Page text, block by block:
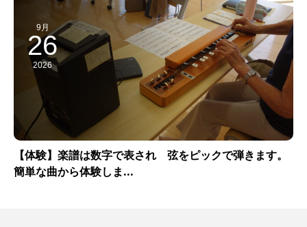
9月
26
2026
【体験】楽譜は数字で表され 弦をピックで弾きます。
簡単な曲から体験しま...